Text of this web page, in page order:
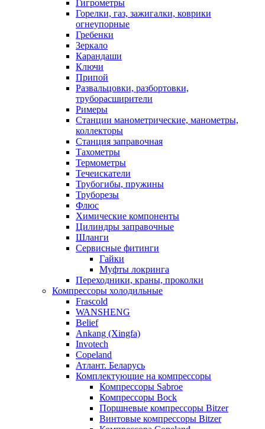
Гигрометры
Горелки, газ, зажигалки, коврики
огнеупорные
Гребенки
Зеркало
Карандаши
Ключи
Припой
Развальцовки, разбортовки,
труборасширители
Римеры
Станции манометрические, манометры,
коллекторы
Станция заправочная
Тахометры
Термометры
Течеискатели
Трубогибы, пружины
Труборезы
Флюс
Химические компоненты
Цилиндры заправочные
Шланги
Сервисные фитинги
Гайки
Муфты локринга
Переходники, краны, проколки
Компрессоры холодильные
Frascold
WANSHENG
Belief
Ankang (Xingfa)
Invotech
Copeland
Атлант. Беларусь
Комплектующие на компрессоры
Компрессоры Sabroe
Компрессоры Bock
Поршневые компрессоры Bitzer
Винтовые компрессоры Bitzer